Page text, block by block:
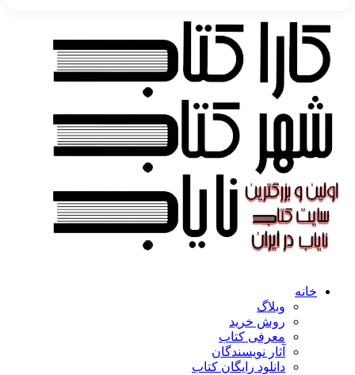
خانه
وبلاگ
روش خرید
معرفی کتاب
آثار نویسندگان
دانلود رایگان کتاب